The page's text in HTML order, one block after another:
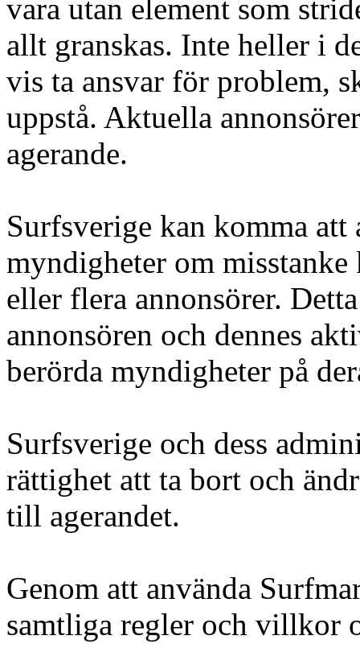
vara utan element som
allt granskas. Inte heller i
vis ta ansvar för problem,
uppstå. Aktuella
agerande.
Surfsverige kan komma att
myndigheter om
eller flera annonsörer.
annonsören och dennes
berörda myndigheter på
Surfsverige och dess
rättighet att ta bort och
till agerandet.
Genom att använda
samtliga regler och villkor